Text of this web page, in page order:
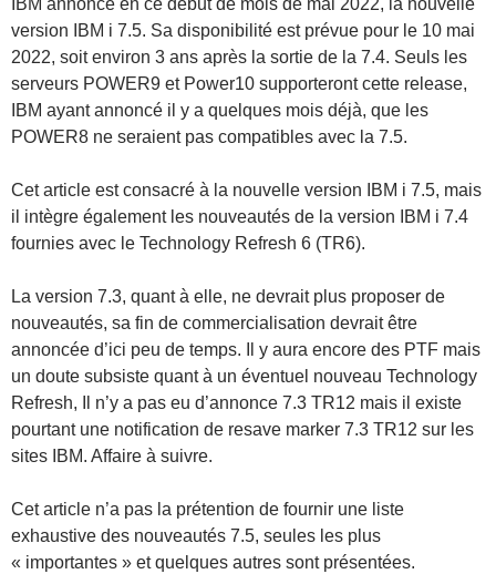
IBM annonce en ce début de mois de mai 2022, la nouvelle
version IBM i 7.5. Sa disponibilité est prévue pour le 10 mai
2022, soit environ 3 ans après la sortie de la 7.4. Seuls les
serveurs POWER9 et Power10 supporteront cette release,
IBM ayant annoncé il y a quelques mois déjà, que les
POWER8 ne seraient pas compatibles avec la 7.5.
Cet article est consacré à la nouvelle version IBM i 7.5, mais
il intègre également les nouveautés de la version IBM i 7.4
fournies avec le Technology Refresh 6 (TR6).
La version 7.3, quant à elle, ne devrait plus proposer de
nouveautés, sa fin de commercialisation devrait être
annoncée d’ici peu de temps. Il y aura encore des PTF mais
un doute subsiste quant à un éventuel nouveau Technology
Refresh, Il n’y a pas eu d’annonce 7.3 TR12 mais il existe
pourtant une notification de resave marker 7.3 TR12 sur les
sites IBM. Affaire à suivre.
Cet article n’a pas la prétention de fournir une liste
exhaustive des nouveautés 7.5, seules les plus
« importantes » et quelques autres sont présentées.